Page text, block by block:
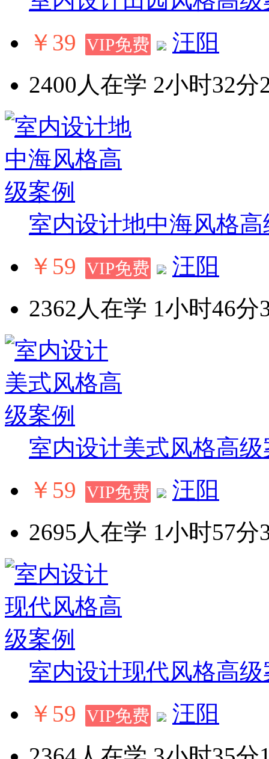
￥39 VIP免费
汪阳
2400人在学 2小时32分
室内设计地中海风格
￥59 VIP免费
汪阳
2362人在学 1小时46分
室内设计美式风格高级
￥59 VIP免费
汪阳
2695人在学 1小时57分
室内设计现代风格高级
￥59 VIP免费
汪阳